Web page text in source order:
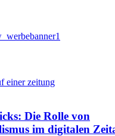
Die Rolle von
im digitalen